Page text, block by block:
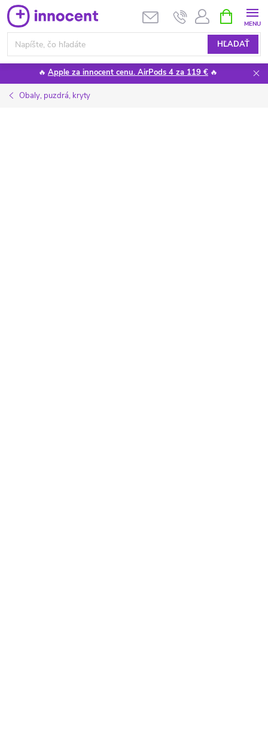
Prejsť
na
obsah
HĽADAŤ
KOŠÍK
🔥 Apple za innocent cenu. AirPods 4 za 119 € 🔥
Obaly, puzdrá, kryty